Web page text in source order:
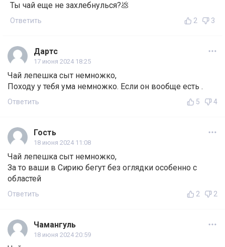
Ты чай еще не захлебнулься?💩
Ответить 2 3
Дартс
17 июня 2024 18:25
Чай лепешка сыт немножко,
Походу у тебя ума немножко. Если он вообще есть .
Ответить 5 4
Гость
18 июня 2024 11:08
Чай лепешка сыт немножко,
За то ваши в Сирию бегут без оглядки особенно с
областей
Ответить 2 2
Чамангуль
18 июня 2024 20:59